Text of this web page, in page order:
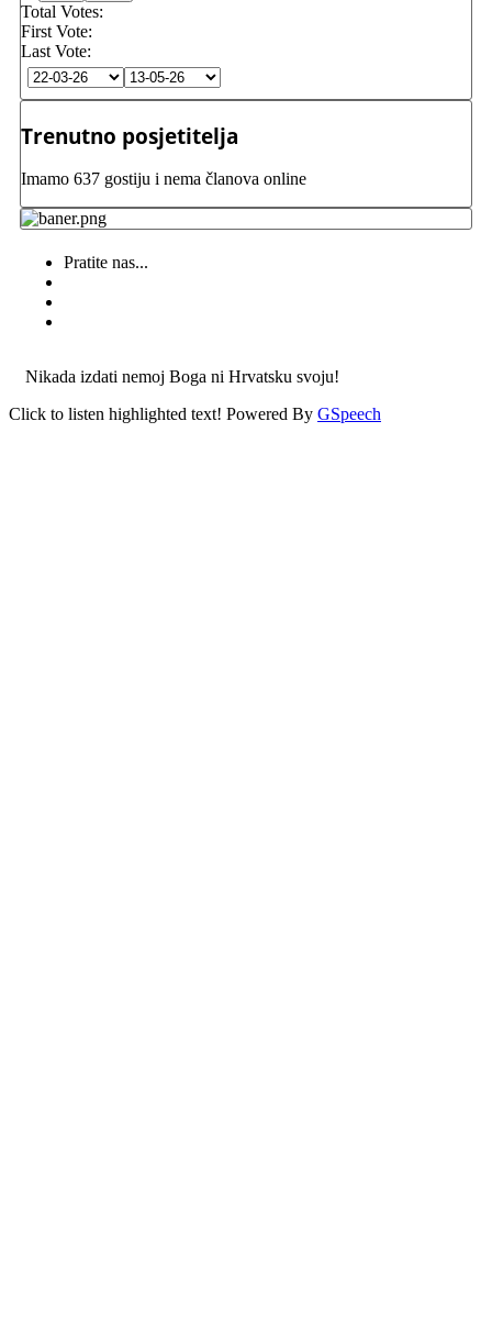
Total Votes:
First Vote:
Last Vote:
Trenutno posjetitelja
Imamo 637 gostiju i nema članova online
Pratite nas...
Nikada izdati nemoj Boga ni Hrvatsku svoju!
Click to listen highlighted text! Powered By GSpeech